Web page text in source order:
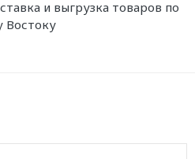
и выгрузка товаров по
Востоку